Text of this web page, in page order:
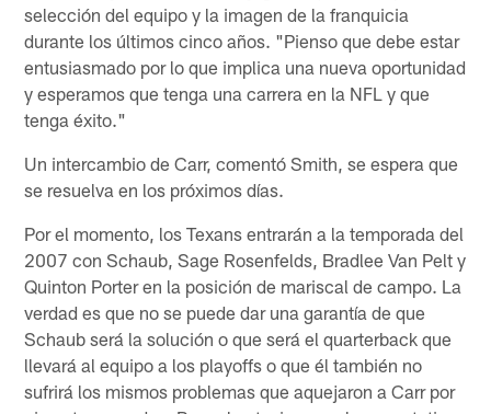
selección del equipo y la imagen de la franquicia
durante los últimos cinco años. "Pienso que debe estar
entusiasmado por lo que implica una nueva oportunidad
y esperamos que tenga una carrera en la NFL y que
tenga éxito."
Un intercambio de Carr, comentó Smith, se espera que
se resuelva en los próximos días.
Por el momento, los Texans entrarán a la temporada del
2007 con Schaub, Sage Rosenfelds, Bradlee Van Pelt y
Quinton Porter en la posición de mariscal de campo. La
verdad es que no se puede dar una garantía de que
Schaub será la solución o que será el quarterback que
llevará al equipo a los playoffs o que él también no
sufrirá los mismos problemas que aquejaron a Carr por